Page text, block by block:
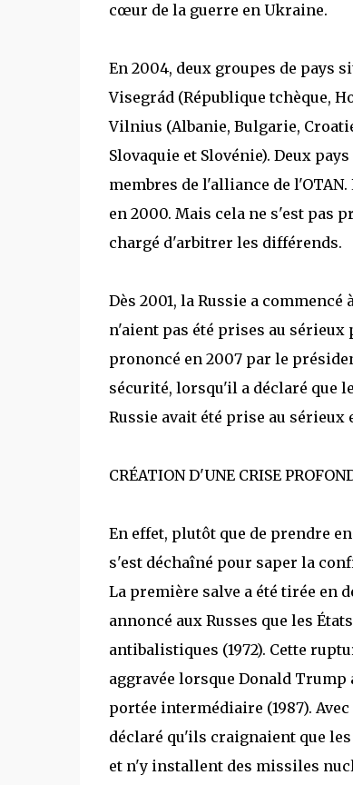
cœur de la guerre en Ukraine.
En 2004, deux groupes de pays
Visegrád (République tchèque,
Vilnius (Albanie, Bulgarie,
Slovaquie et Slovénie). Deux
membres de l'alliance de l'OTAN.
en 2000. Mais cela ne s'est pas
chargé d'arbitrer les différends.
Dès 2001, la Russie a
n'aient pas été prises au sérieux
prononcé en 2007 par le
sécurité, lorsqu'il a déclaré que
Russie avait été prise au sérieux
CRÉATION D'UNE CRISE
En effet, plutôt que de prendre
s'est déchaîné pour saper la
La première salve a été tirée en
annoncé aux Russes que les
antibalistiques (1972). Cette
aggravée lorsque Donald
portée intermédiaire (1987).
déclaré qu'ils craignaient que
et n'y installent des missiles